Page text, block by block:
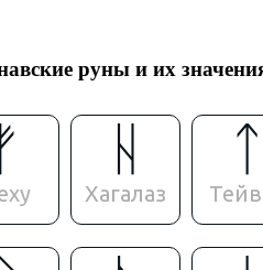
руны и их
ᚺ
Хагалаз
ᛏ